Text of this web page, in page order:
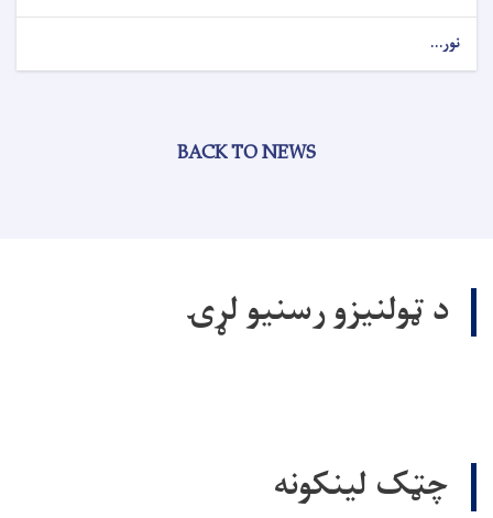
نور...
BACK TO NEWS
د ټولنيزو رسنيو لړۍ
چټک لینکونه